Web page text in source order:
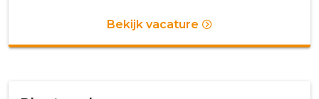
Bekijk vacature